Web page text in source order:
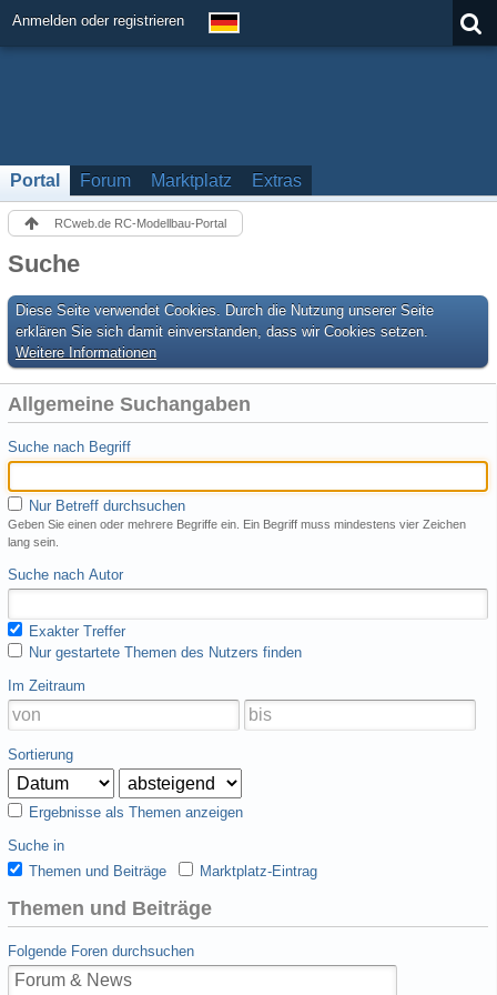
Anmelden oder registrieren
Portal Forum Marktplatz Extras
RCweb.de RC-Modellbau-Portal
Suche
Diese Seite verwendet Cookies. Durch die Nutzung unserer Seite
erklären Sie sich damit einverstanden, dass wir Cookies setzen.
Weitere Informationen
Allgemeine Suchangaben
Suche nach Begriff
Nur Betreff durchsuchen
Geben Sie einen oder mehrere Begriffe ein. Ein Begriff muss mindestens vier Zeichen
lang sein.
Suche nach Autor
Exakter Treffer
Nur gestartete Themen des Nutzers finden
Im Zeitraum
Sortierung
Ergebnisse als Themen anzeigen
Suche in
Themen und Beiträge
Marktplatz-Eintrag
Themen und Beiträge
Folgende Foren durchsuchen